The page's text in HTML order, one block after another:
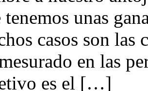
tenemos unas
casos son las
en las
es el […]